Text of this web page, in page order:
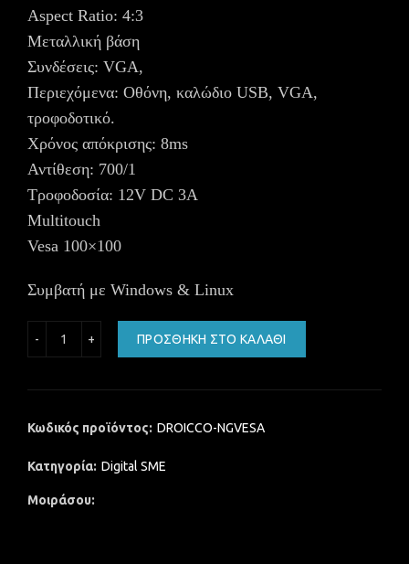
Aspect Ratio: 4:3
Μεταλλική βάση
Συνδέσεις: VGA,
Περιεχόμενα: Οθόνη, καλώδιο USB, VGA,
τροφοδοτικό.
Χρόνος απόκρισης: 8ms
Αντίθεση: 700/1
Τροφοδοσία: 12V DC 3A
Multitouch
Vesa 100×100
Συμβατή με Windows & Linux
ΠΡΟΣΘΉΚΗ ΣΤΟ ΚΑΛΆΘΙ
Κωδικός προϊόντος: DROICCO-NGVESA
Κατηγορία: Digital SME
Μοιράσου